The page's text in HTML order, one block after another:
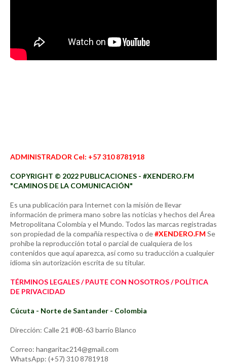
ADMINISTRADOR Cel: +57 310 8781918
COPYRIGHT © 2022 PUBLICACIONES - #XENDERO.FM
"CAMINOS DE LA COMUNICACIÓN"
Es una publicación para Internet con la misión de llevar
información de primera mano sobre las noticias y hechos del Área
Metropolitana Colombia y el Mundo. Todos las marcas registradas
son propiedad de la compañía respectiva o de#XENDERO.FM Se
prohíbe la reproducción total o parcial de cualquiera de los
contenidos que aquí aparezca, así como su traducción a cualquier
idioma sin autorización escrita de su titular.
TÉRMINOS LEGALES / PAUTE CON NOSOTROS / POLÍTICA
DE PRIVACIDAD
Cúcuta - Norte de Santander - Colombia
Dirección: Calle 21 #0B-63 barrio Blanco
Correo: hangaritac214@gmail.com
WhatsApp: (+57) 310 8781918